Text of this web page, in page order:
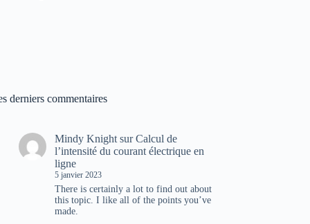
derniers commentaires
Mindy Knight surCalcul de
l’intensité du courant électrique en
ligne
5 janvier 2023
There is certainly a lot to find out about
this topic. I like all of the points you’ve
made.